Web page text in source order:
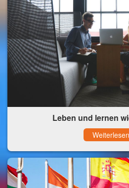
Leben und lernen
Weiterlesen